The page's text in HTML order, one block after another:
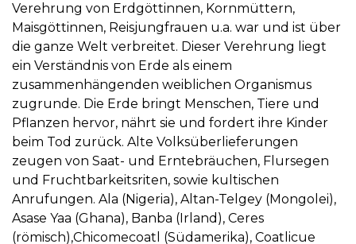
Verehrung von Erdgöttinnen, Kornmüttern,
Maisgöttinnen, Reisjungfrauen u.a. war und ist über
die ganze Welt verbreitet. Dieser Verehrung liegt
ein Verständnis von Erde als einem
zusammenhängenden weiblichen Organismus
zugrunde. Die Erde bringt Menschen, Tiere und
Pflanzen hervor, nährt sie und fordert ihre Kinder
beim Tod zurück. Alte Volksüberlieferungen
zeugen von Saat- und Erntebräuchen, Flursegen
und Fruchtbarkeitsriten, sowie kultischen
Anrufungen. Ala (Nigeria), Altan-Telgey (Mongolei),
Asase Yaa (Ghana), Banba (Irland), Ceres
(römisch),Chicomecoatl (Südamerika), Coatlicue